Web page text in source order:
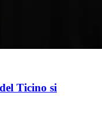
Ticino si